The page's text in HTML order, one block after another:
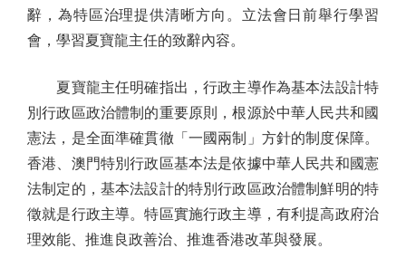
辭，為特區治理提供清晰方向。立法會日前舉行學習
會，學習夏寶龍主任的致辭內容。
夏寶龍主任明確指出，行政主導作為基本法設計特
別行政區政治體制的重要原則，根源於中華人民共和國
憲法，是全面準確貫徹「一國兩制」方針的制度保障。
香港、澳門特別行政區基本法是依據中華人民共和國憲
法制定的，基本法設計的特別行政區政治體制鮮明的特
徵就是行政主導。特區實施行政主導，有利提高政府治
理效能、推進良政善治、推進香港改革與發展。